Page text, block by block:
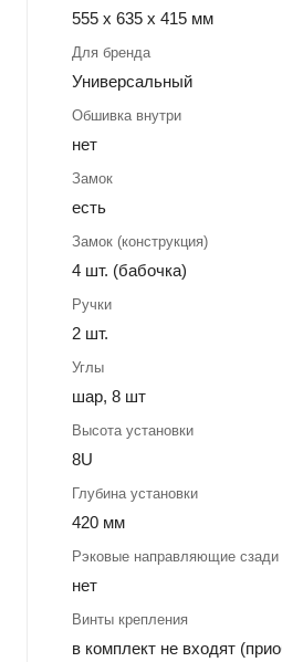
555 x 635 x 415 мм
Для бренда
Универсальный
Обшивка внутри
нет
Замок
есть
Замок (конструкция)
4 шт. (бабочка)
Ручки
2 шт.
Углы
шар, 8 шт
Высота установки
8U
Глубина установки
420 мм
Рэковые направляющие сзади
нет
Винты крепления
в комплект не входят